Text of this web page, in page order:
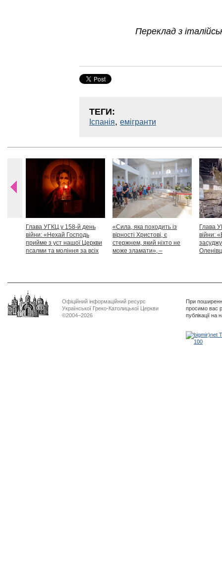
Переклад з
ТЕГИ:
Іспанія, емігранти
Глава УГКЦ у 158-й день
війни: «Нехай Господь
прийме з уст нашої Церкви
псалми та моління за всіх
«Сила, яка походить із
вірності Христові, є
стержнем, який ніхто не
може зламати», –
Глава
війни:
Офіційний інформаційний ресурс
Української Греко-Католицької Церкви
©2004–2026
При
просимо вас
публікації на